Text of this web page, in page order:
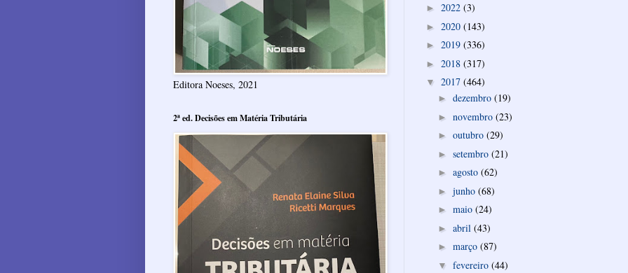
► 2022 (3)
► 2020 (143)
► 2019 (336)
► 2018 (317)
▼ 2017 (464)
► dezembro (19)
► novembro (23)
► outubro (29)
► setembro (21)
► agosto (62)
► junho (68)
► maio (24)
► abril (43)
► março (87)
▼ fevereiro (44)
Editora Noeses, 2021
2ª ed. Decisões em Matéria Tributária